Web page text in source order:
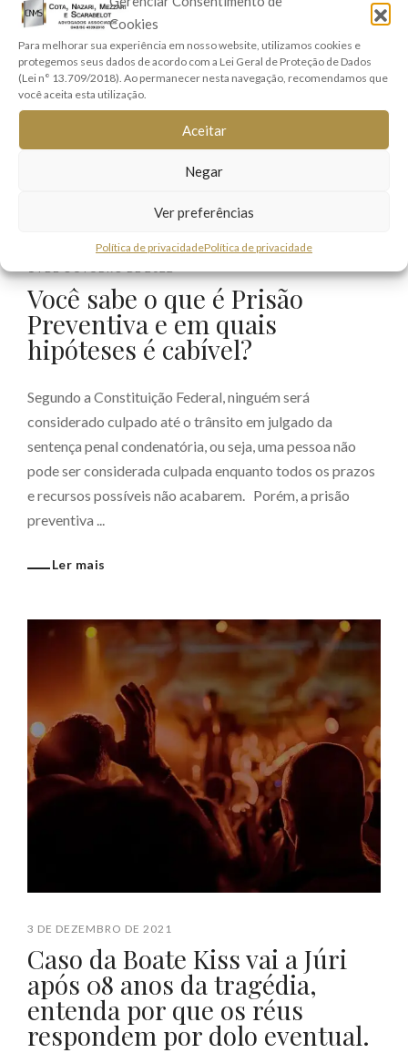
Cookies
Para melhorar sua experiência em nosso website, utilizamos cookies e
protegemos seus dados de acordo com a Lei Geral de Proteção de Dados
(Lei n° 13.709/2018). Ao permanecer nesta navegação, recomendamos que
você aceita esta utilização.
Aceitar
Negar
Ver preferências
Política de privacidadePolítica de privacidade
14 DE OUTUBRO DE 2022
Você sabe o que é Prisão
Preventiva e em quais
hipóteses é cabível?
Segundo a Constituição Federal, ninguém será
considerado culpado até o trânsito em julgado da
sentença penal condenatória, ou seja, uma pessoa não
pode ser considerada culpada enquanto todos os prazos
e recursos possíveis não acabarem. Porém, a prisão
preventiva ...
Ler mais
3 DE DEZEMBRO DE 2021
Caso da Boate Kiss vai a Júri
após 08 anos da tragédia,
entenda por que os réus
respondem por dolo eventual.